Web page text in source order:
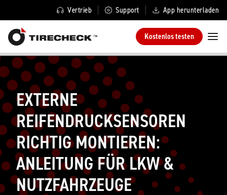
Vertrieb Support App herunterladen
Kostenlos testen
EXTERNE
REIFENDRUCKSENSOREN
RICHTIG MONTIEREN:
ANLEITUNG FÜR LKW &
NUTZFAHRZEUGE